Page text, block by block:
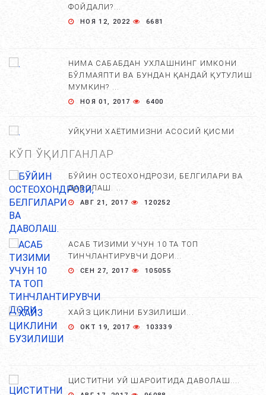
ФОЙДАЛИ?...
НОЯ 12, 2022 6681
НИМА САБАБДАН УХЛАШНИНГ ИМКОНИ
БЎЛМАЯПТИ ВА БУНДАН ҚАНДАЙ ҚУТУЛИШ
МУМКИН? ...
НОЯ 01, 2017 6400
УЙҚУНИ ХАЁТИМИЗНИ АСОСИЙ ҚИСМИ
СЕН 01, 2017
ДОИМИЙ УЙҚУ КЕЛИШИ НОРМАМИ?...
КАМ УХЛАЙДИГАН ОДАМЛАР БОШ МИЯСИДА
МАР 27, 2018
КЎП ЎҚИЛГАНЛАР
БЎЙИН ОСТЕОХОНДРОЗИ, БЕЛГИЛАРИ ВА
ДАВОЛАШ. ...
АВГ 21, 2017 120252
АСАБ ТИЗИМИ УЧУН 10 ТА ТОП
ТИНЧЛАНТИРУВЧИ ДОРИ...
СЕН 27, 2017 105055
ХАЙЗ ЦИКЛИНИ БУЗИЛИШИ...
ОКТ 19, 2017 103339
ЦИСТИТНИ УЙ ШАРОИТИДА ДАВОЛАШ....